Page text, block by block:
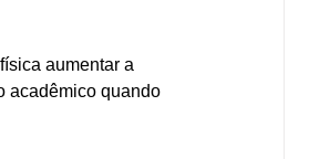
aumentar a
acadêmico quando